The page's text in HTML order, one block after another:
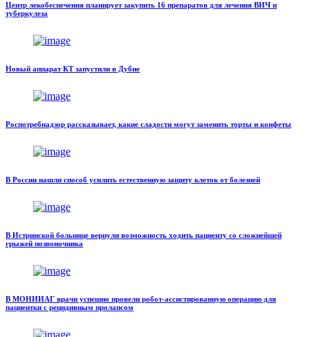
Центр лекобеспечения планирует закупить 16 препаратов для лечения ВИЧ и
туберкулеза
Новый аппарат КТ запустили в Дубне
Роспотребнадзор рассказывает, какие сладости могут заменить торты и конфеты
В России нашли способ усилить естественную защиту клеток от болезней
В Истринской больнице вернули возможность ходить пациенту со сложнейшей
грыжей позвоночника
В МОНИИАГ врачи успешно провели робот-ассистированную операцию для
пациентки с рецидивным пролапсом